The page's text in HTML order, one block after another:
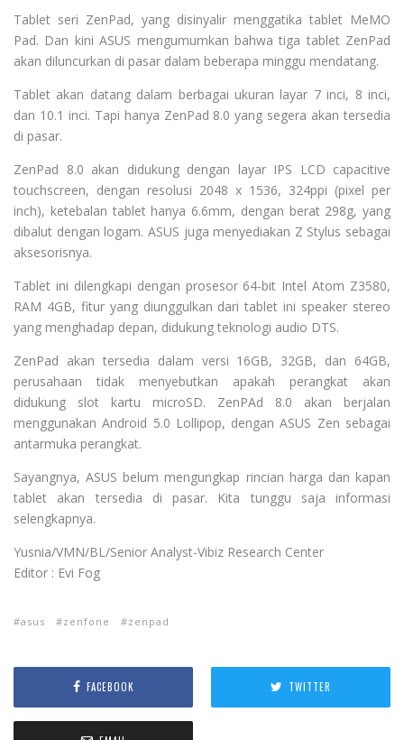
Tablet seri ZenPad, yang disinyalir menggatika tablet MeMO
Pad. Dan kini ASUS mengumumkan bahwa tiga tablet ZenPad
akan diluncurkan di pasar dalam beberapa minggu mendatang.
Tablet akan datang dalam berbagai ukuran layar 7 inci, 8 inci,
dan 10.1 inci. Tapi hanya ZenPad 8.0 yang segera akan tersedia
di pasar.
ZenPad 8.0 akan didukung dengan layar IPS LCD capacitive
touchscreen, dengan resolusi 2048 x 1536, 324ppi (pixel per
inch), ketebalan tablet hanya 6.6mm, dengan berat 298g, yang
dibalut dengan logam. ASUS juga menyediakan Z Stylus sebagai
aksesorisnya.
Tablet ini dilengkapi dengan prosesor 64-bit Intel Atom Z3580,
RAM 4GB, fitur yang diunggulkan dari tablet ini speaker stereo
yang menghadap depan, didukung teknologi audio DTS.
ZenPad akan tersedia dalam versi 16GB, 32GB, dan 64GB,
perusahaan tidak menyebutkan apakah perangkat akan
didukung slot kartu microSD. ZenPAd 8.0 akan berjalan
menggunakan Android 5.0 Lollipop, dengan ASUS Zen sebagai
antarmuka perangkat.
Sayangnya, ASUS belum mengungkap rincian harga dan kapan
tablet akan tersedia di pasar. Kita tunggu saja informasi
selengkapnya.
Yusnia/VMN/BL/Senior Analyst-Vibiz Research Center
Editor : Evi Fog
asus zenfone zenpad
FACEBOOK TWITTER